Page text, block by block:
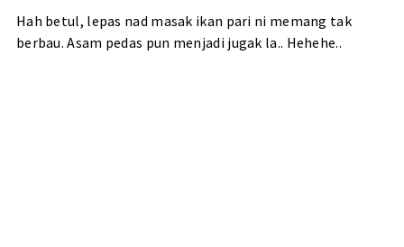
Hah betul, lepas nad masak ikan pari ni memang tak
berbau. Asam pedas pun menjadi jugak la.. Hehehe..